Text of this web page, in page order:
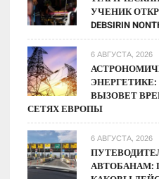
УЧЕНИК
DEBSIRIN
6 АВГУСТА, 2026
ВЫЗОВЕТ
СЕТЯХ ЕВРОПЫ
6 АВГУСТА, 2026
АВТОБАНАМ: